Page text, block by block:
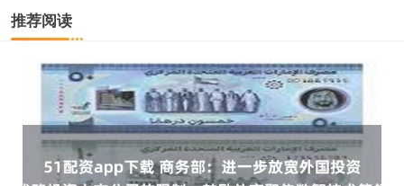
推荐阅读